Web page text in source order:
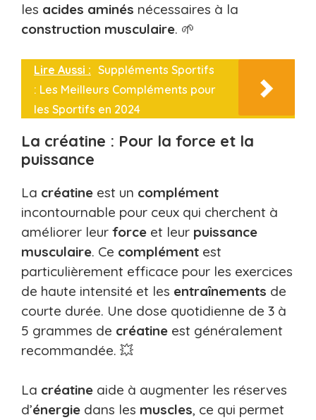
les acides aminés nécessaires à la
construction musculaire. 🌱
Lire Aussi : Suppléments Sportifs
: Les Meilleurs Compléments pour
les Sportifs en 2024
La créatine : Pour la force et la
puissance
La créatine est un complément
incontournable pour ceux qui cherchent à
améliorer leur force et leur puissance
musculaire. Ce complément est
particulièrement efficace pour les exercices
de haute intensité et les entraînements de
courte durée. Une dose quotidienne de 3 à
5 grammes de créatine est généralement
recommandée. 💥
La créatine aide à augmenter les réserves
d’énergie dans les muscles, ce qui permet